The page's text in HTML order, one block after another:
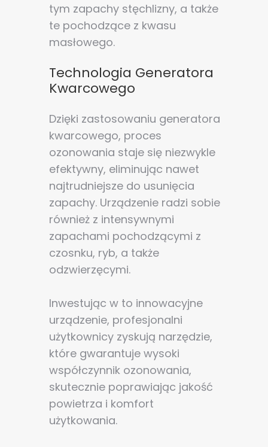
tym zapachy stęchlizny, a także
te pochodzące z kwasu
masłowego.
Technologia Generatora
Kwarcowego
Dzięki zastosowaniu generatora
kwarcowego, proces
ozonowania staje się niezwykle
efektywny, eliminując nawet
najtrudniejsze do usunięcia
zapachy. Urządzenie radzi sobie
również z intensywnymi
zapachami pochodzącymi z
czosnku, ryb, a także
odzwierzęcymi.
Inwestując w to innowacyjne
urządzenie, profesjonalni
użytkownicy zyskują narzędzie,
które gwarantuje wysoki
współczynnik ozonowania,
skutecznie poprawiając jakość
powietrza i komfort
użytkowania.